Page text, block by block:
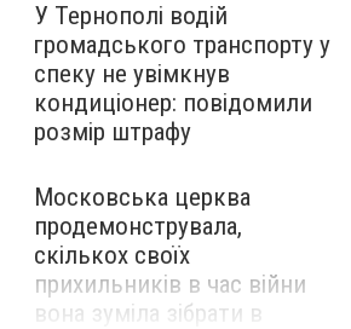
У Тернополі водій
громадського транспорту у
спеку не увімкнув
кондиціонер: повідомили
розмір штрафу
Московська церква
продемонструвала,
скількох своїх
прихильників в час війни
вона зуміла зібрати в